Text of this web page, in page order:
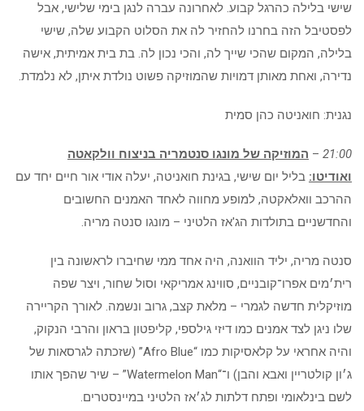
שישי בלילה כהרגל קבוע. לאחרונה עברה לנגן בימי שלישי, אבל
לפסטיבל הזה בחרנו להחזיר לה את הסלוט הקבוע שלה, שישי
בלילה, המקום שהכי שייך לה, והכי נכון לה. בת בית אמיתית, אישה
נדירה, ואחת מאותן דמויות שהמוזיקה פשוט נולדת איתן, לא נלמדת.
נגנית: חואניטה כהן סמית
21:00
– המוזיקה של מונגו סנטמריה בניצוח וולקאטה
ואודיטו: בליל יום שישי, בגינת חואניטה, יעלה אודי אור חיים יחד עם
ההרכב וואלאקטה, למופע מחווה לאחד האמנים החשובים
והחדשניים בתולדות הג'אז הלטיני – מונגו סנטה מריה.
סנטה מריה, יליד הוואנה, היה אחד ממי שחיברו לראשונה בין
רית׳מים אפרו־קובניים, סווינג אמריקאי וסול שחור, ויצר שפה
מוזיקלית חדשה לגמרי – מלאת קצב, גרוב ונשמה. לאורך הקריירה
שלו ניגן לצד אמנים כמו דיזי גילספי, קליפטון בראון והרבי הנקוק,
והיה אחראי על קלאסיקות כמו “Afro Blue” (שזכתה לגרסאות של
ג׳ון קולטריין ואבא והבן) ו־“Watermelon Man” – שיר שהפך אותו
לשם בינלאומי ופתח דלתות לג׳אז הלטיני במיינסטרים.